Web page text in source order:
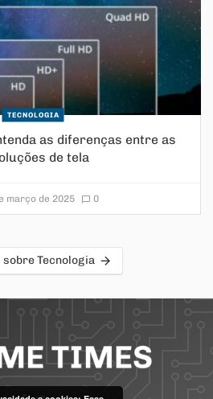
TECNOLOGIA
as diferenças entre as
de tela
março de 2025 0
sobre Tecnologia